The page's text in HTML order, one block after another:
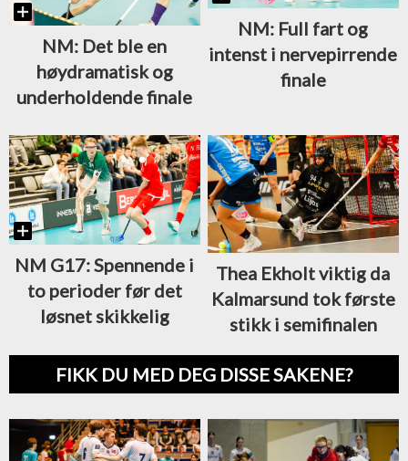
NM: Det ble en
høydramatisk og
underholdende finale
NM: Full fart og
intenst i nervepirrende
finale
NM G17: Spennende i
to perioder før det
løsnet skikkelig
Thea Ekholt viktig da
Kalmarsund tok første
stikk i semifinalen
FIKK DU MED DEG DISSE SAKENE?